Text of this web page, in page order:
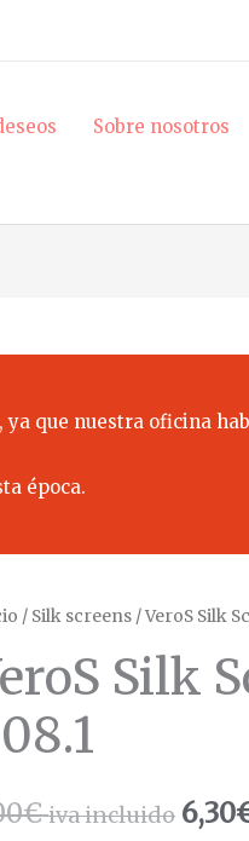
Sobre nosotros
ya que nuestra oficina
época.
/ Silk screens / VeroS Silk
Silk
€ iva incluido 6,30